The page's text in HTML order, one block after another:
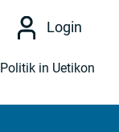
Login
Politik in Uetikon